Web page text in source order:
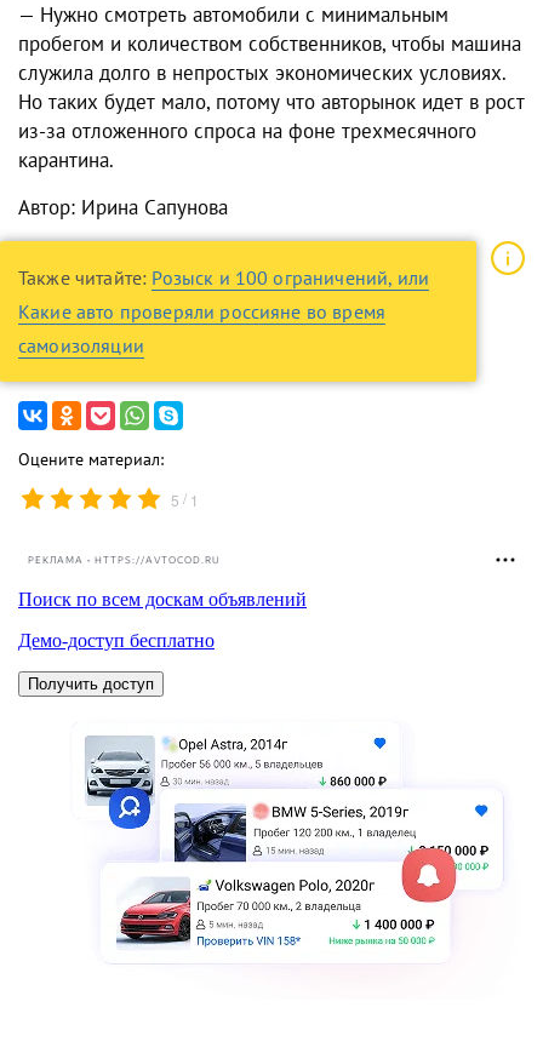
— Нужно смотреть автомобили с минимальным
пробегом и количеством собственников, чтобы машина
служила долго в непростых экономических условиях.
Но таких будет мало, потому что авторынок идет в рост
из-за отложенного спроса на фоне трехмесячного
карантина.
Автор: Ирина Сапунова
Также читайте: Розыск и 100 ограничений, или
Какие авто проверяли россияне во время
самоизоляции
Оцените материал:
5 / 1
РЕКЛАМА • HTTPS://AVTOCOD.RU